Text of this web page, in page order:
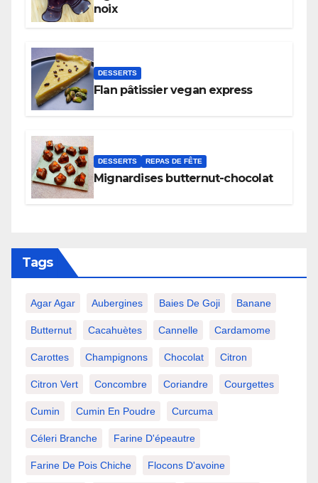
noix
DESSERTS
Flan pâtissier vegan express
DESSERTS REPAS DE FÊTE
Mignardises butternut-chocolat
Tags
Agar Agar Aubergines Baies De Goji Banane
Butternut Cacahuètes Cannelle Cardamome
Carottes Champignons Chocolat Citron
Citron Vert Concombre Coriandre Courgettes
Cumin Cumin En Poudre Curcuma
Céleri Branche Farine D'épeautre
Farine De Pois Chiche Flocons D'avoine